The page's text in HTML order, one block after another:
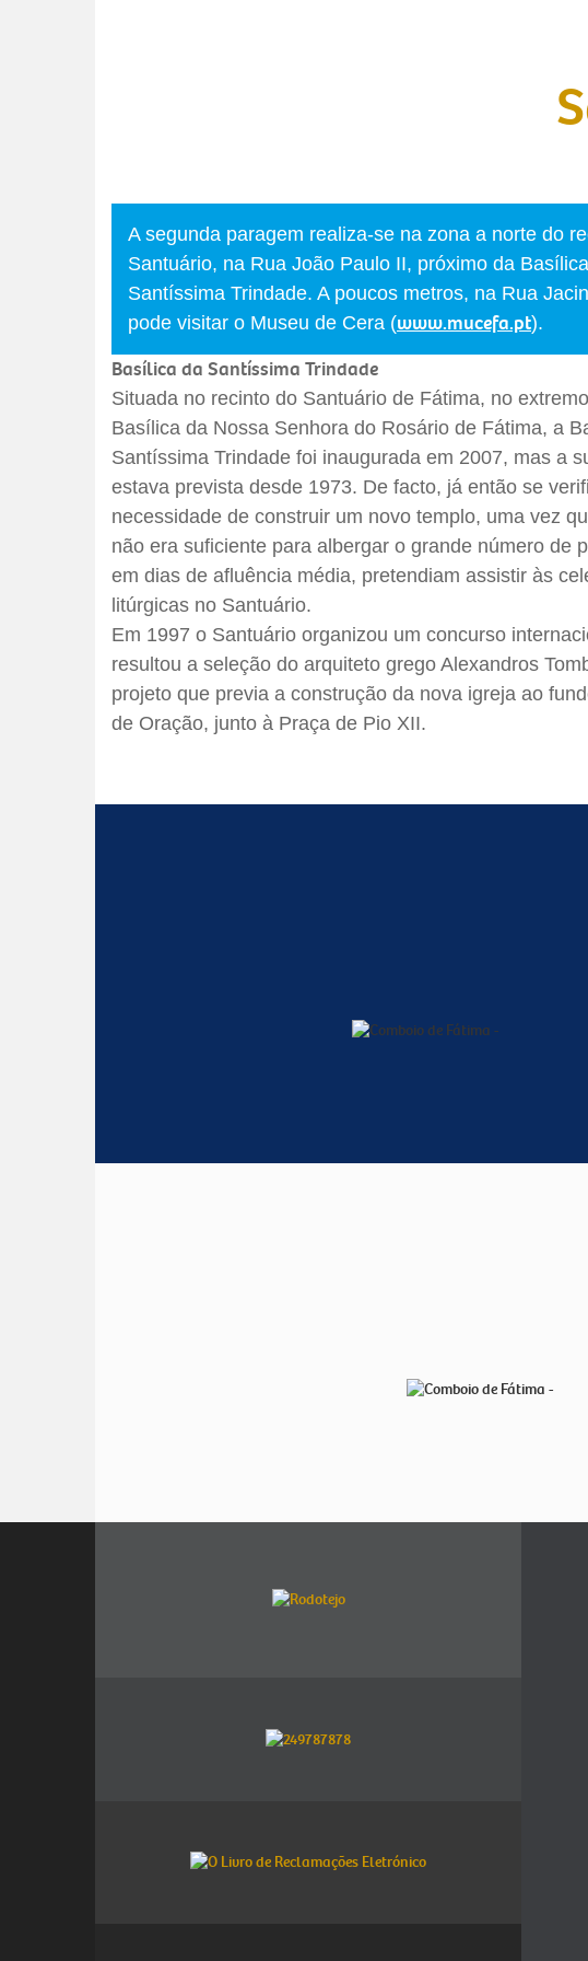
A segunda paragem realiza-se na zona a norte do
Santuário, na Rua João Paulo II, próximo da
Santíssima Trindade. A poucos metros, na Rua
pode visitar o Museu de Cera (www.mucefa.pt).
Basílica da Santíssima Trindade
Situada no recinto do Santuário de Fátima, no
Basílica da Nossa Senhora do Rosário de Fátima, a
Santíssima Trindade foi inaugurada em 2007, mas a
estava prevista desde 1973. De facto, já então se
necessidade de construir um novo templo, uma vez
não era suficiente para albergar o grande número de
em dias de afluência média, pretendiam assistir às
litúrgicas no Santuário.
Em 1997 o Santuário organizou um concurso
resultou a seleção do arquiteto grego Alexandros
projeto que previa a construção da nova igreja ao
de Oração, junto à Praça de Pio XII.